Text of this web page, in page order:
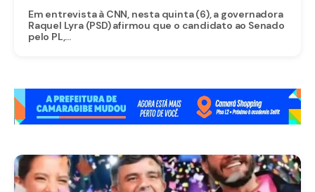
Em entrevista à CNN, nesta quinta (6), a governadora
Raquel Lyra (PSD) afirmou que o candidato ao Senado
pelo PL,...